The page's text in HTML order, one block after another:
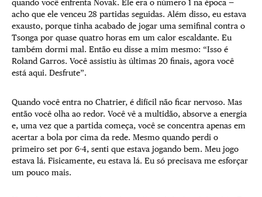
quando você enfrenta Novak. Ele era o número 1 na época —
acho que ele venceu 28 partidas seguidas. Além disso, eu estava
exausto, porque tinha acabado de jogar uma semifinal contra o
Tsonga por quase quatro horas em um calor escaldante. Eu
também dormi mal. Então eu disse a mim mesmo: “Isso é
Roland Garros. Você assistiu às últimas 20 finais, agora você
está aqui. Desfrute”.
Quando você entra no Chatrier, é difícil não ficar nervoso. Mas
então você olha ao redor. Você vê a multidão, absorve a energia
e, uma vez que a partida começa, você se concentra apenas em
acertar a bola por cima da rede. Mesmo quando perdi o
primeiro set por 6-4, senti que estava jogando bem. Meu jogo
estava lá. Fisicamente, eu estava lá. Eu só precisava me esforçar
um pouco mais.